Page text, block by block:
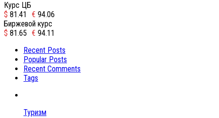
Курс ЦБ
$ 81.41 € 94.06
Биржевой курс
$ 81.65 € 94.11
Recent Posts
Popular Posts
Recent Comments
Tags
Туризм